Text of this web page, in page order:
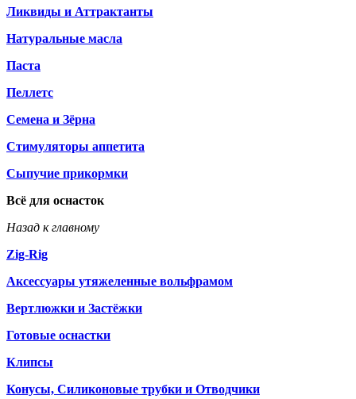
Ликвиды и Аттрактанты
Натуральные масла
Паста
Пеллетс
Семена и Зёрна
Стимуляторы аппетита
Сыпучие прикормки
Всё для оснасток
Назад к главному
Zig-Rig
Аксессуары утяжеленные вольфрамом
Вертлюжки и Застёжки
Готовые оснастки
Клипсы
Конусы, Силиконовые трубки и Отводчики